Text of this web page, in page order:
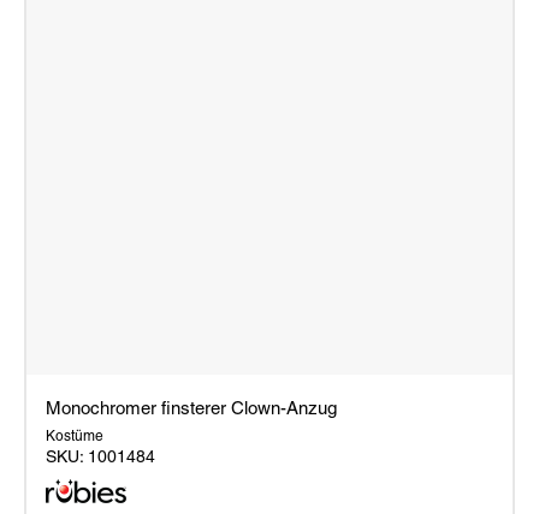
Monochromer finsterer Clown-Anzug
Kostüme
SKU: 1001484